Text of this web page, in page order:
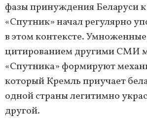
фазы принуждения Беларуси
«Спутник» начал регулярно
в этом контексте.
цитированием другими СМИ
«Спутника» формируют
который Кремль приучает
одной страны легитимно
другой.